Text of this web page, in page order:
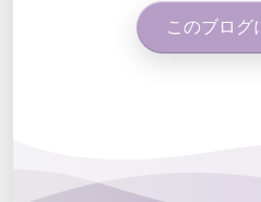
このブログ